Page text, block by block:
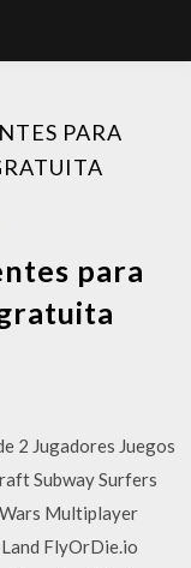
PARA
para
2 Jugadores Juegos
Subway Surfers
Multiplayer
FlyOrDie.io